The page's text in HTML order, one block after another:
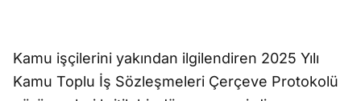
Kamu işçilerini yakından ilgilendiren 2025 Yılı
Kamu Toplu İş Sözleşmeleri Çerçeve Protokolü